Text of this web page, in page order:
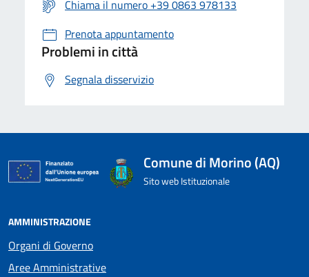
Chiama il numero +39 0863 978133
Prenota appuntamento
Problemi in città
Segnala disservizio
Comune di Morino (AQ)
Sito web Istituzionale
AMMINISTRAZIONE
Organi di Governo
Aree Amministrative